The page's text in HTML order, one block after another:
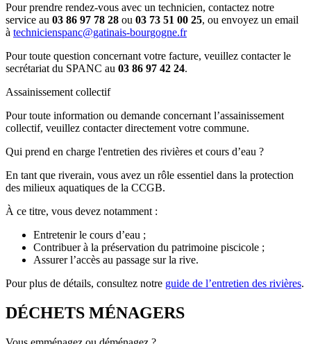
Pour prendre rendez-vous avec un technicien, contactez notre
service au 03 86 97 78 28 ou 03 73 51 00 25, ou envoyez un email
à technicienspanc@gatinais-bourgogne.fr
Pour toute question concernant votre facture, veuillez contacter le
secrétariat du SPANC au 03 86 97 42 24.
Assainissement collectif
Pour toute information ou demande concernant l’assainissement
collectif, veuillez contacter directement votre commune.
Qui prend en charge l'entretien des rivières et cours d’eau ?
En tant que riverain, vous avez un rôle essentiel dans la protection
des milieux aquatiques de la CCGB.
À ce titre, vous devez notamment :
Entretenir le cours d’eau ;
Contribuer à la préservation du patrimoine piscicole ;
Assurer l’accès au passage sur la rive.
Pour plus de détails, consultez notre guide de l’entretien des rivières.
DÉCHETS MÉNAGERS